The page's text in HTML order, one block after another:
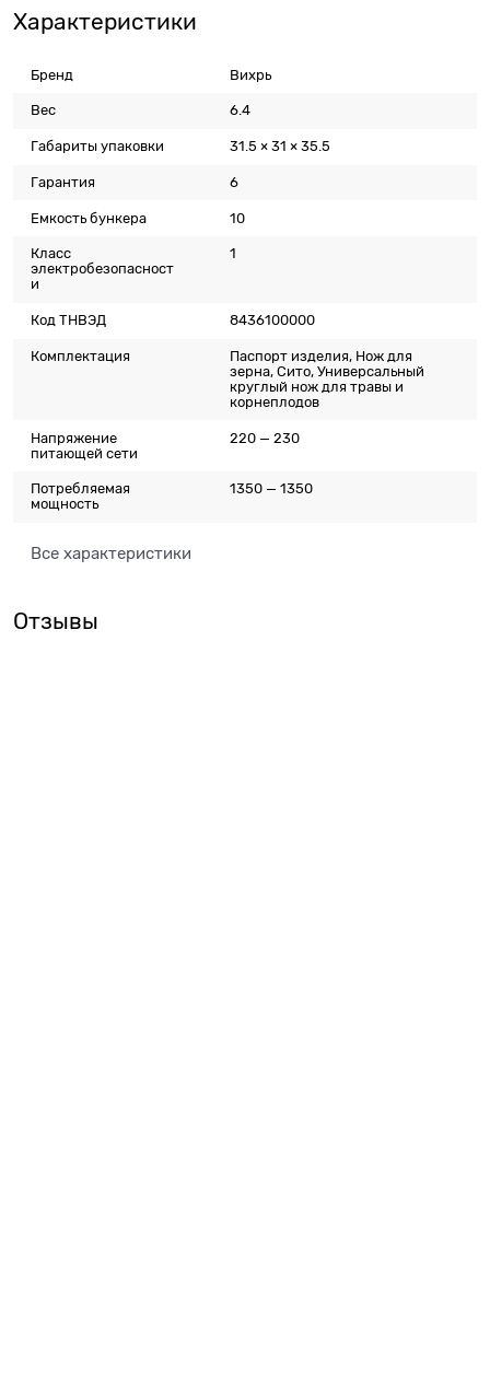
Характеристики
Бренд Вихрь
Вес 6.4
Габариты упаковки 31.5 × 31 × 35.5
Гарантия 6
Емкость бункера 10
Класс
электробезопасност
и
1
Код ТНВЭД 8436100000
Комплектация
Паспорт изделия, Нож для
зерна, Сито, Универсальный
круглый нож для травы и
корнеплодов
Напряжение
питающей сети
220 — 230
Потребляемая
мощность
1350 — 1350
Все характеристики
Отзывы